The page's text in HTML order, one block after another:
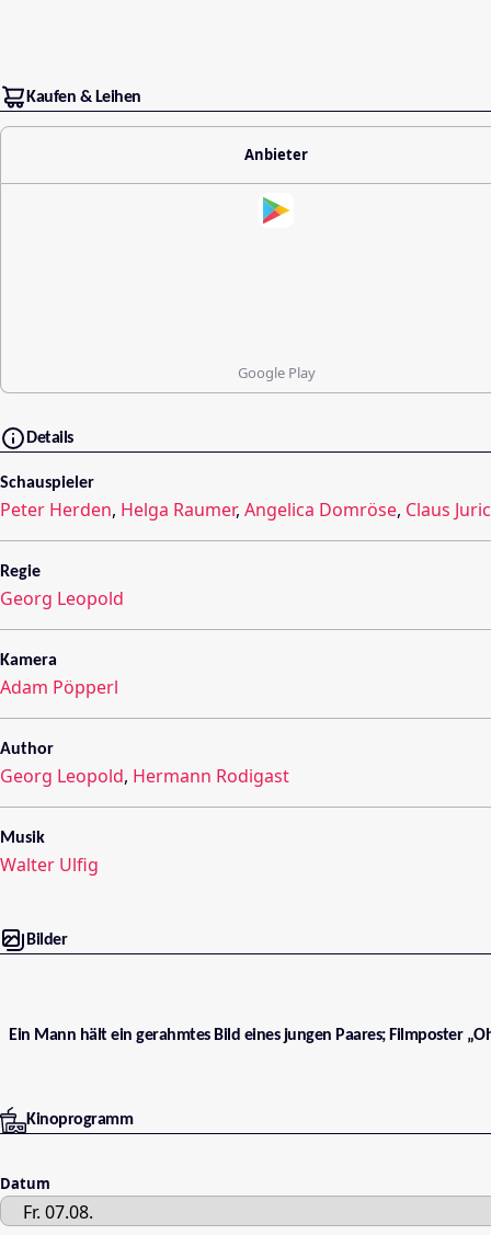
Kaufen & Leihen
Anbieter
Google Play
Details
Schauspieler
Peter Herden, Helga Raumer, Angelica Domröse, Claus
Regie
Georg Leopold
Kamera
Adam Pöpperl
Author
Georg Leopold, Hermann Rodigast
Musik
Walter Ulfig
Bilder
Ein Mann hält ein gerahmtes Bild eines jungen Paares; Filmposter
Kinoprogramm
Datum